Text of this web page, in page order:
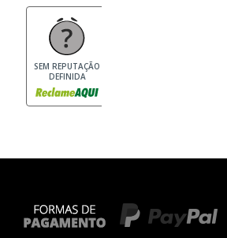
SEM REPUTAÇÃO
DEFINIDA